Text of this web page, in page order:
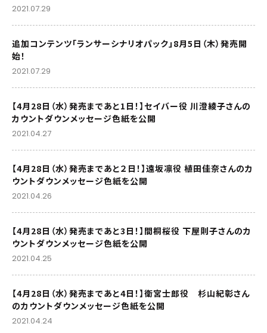
2021.07.29
追加コンテンツ「ランサーシナリオパック」8月5日（木）発売開
始！
2021.07.29
【4月28日（水）発売まであと1日！】セイバー役 川澄綾子さんの
カウントダウンメッセージ色紙を公開
2021.04.27
【4月28日（水）発売まであと２日！】遠坂凛役 植田佳奈さんのカ
ウントダウンメッセージ色紙を公開
2021.04.26
【4月28日（水）発売まであと3日！】間桐桜役 下屋則子さんのカ
ウントダウンメッセージ色紙を公開
2021.04.25
【4月28日（水）発売まであと4日！】衛宮士郎役 杉山紀彰さん
のカウントダウンメッセージ色紙を公開
2021.04.24